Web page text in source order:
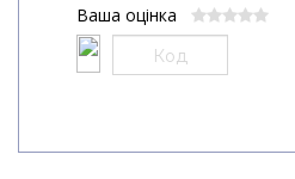
Ваша оцінка